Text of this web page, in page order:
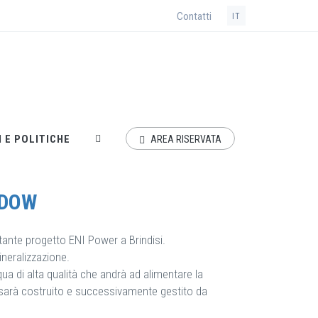
Contatti IT
E POLITICHE AREA RISERVATA
Power a Brindisi, ultrafiltrazione e osmosi inversa Dow
progetto ENI Power a Brindisi.
di alta qualità che andrà ad alimentare la
costruito e successivamente gestito da